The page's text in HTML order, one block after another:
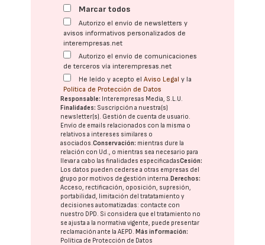
Marcar todos
Autorizo el envío de newsletters y
avisos informativos personalizados de
interempresas.net
Autorizo el envío de comunicaciones
de terceros vía interempresas.net
He leído y acepto elAviso Legal y la
Política de Protección de Datos
Responsable: Interempresas Media, S.L.U.
Finalidades: Suscripción a nuestra(s)
newsletter(s). Gestión de cuenta de usuario.
Envío de emails relacionados con la misma o
relativos a intereses similares o
asociados.Conservación: mientras dure la
relación con Ud., o mientras sea necesario para
llevar a cabo las finalidades especificadasCesión:
Los datos pueden cederse a otras empresas del
grupo por motivos de gestión interna.Derechos:
Acceso, rectificación, oposición, supresión,
portabilidad, limitación del tratatamiento y
decisiones automatizadas: contacte con
nuestro DPD. Si considera que el tratamiento no
se ajusta a la normativa vigente, puede presentar
reclamación ante laAEPD.Más información:
Política de Protección de Datos